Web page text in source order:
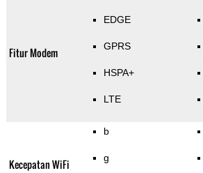
Fitur Modem
EDGE
GPRS
HSPA+
LTE
Kecepatan WiFi
b
g